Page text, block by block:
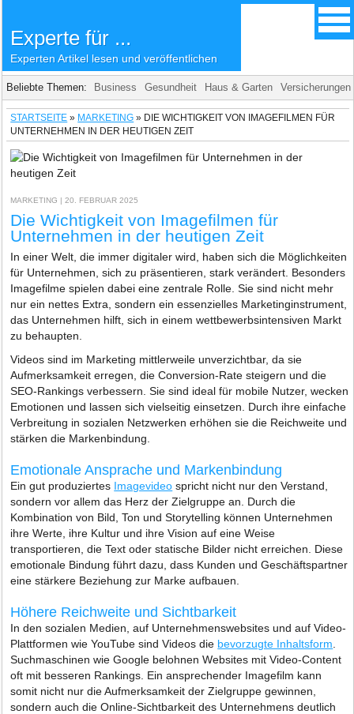
Experte für ...
Experten Artikel lesen und veröffentlichen
Beliebte Themen: Business Gesundheit Haus & Garten Versicherungen
STARTSEITE » MARKETING » DIE WICHTIGKEIT VON IMAGEFILMEN FÜR
UNTERNEHMEN IN DER HEUTIGEN ZEIT
MARKETING | 20. FEBRUAR 2025
Die Wichtigkeit von Imagefilmen für
Unternehmen in der heutigen Zeit
In einer Welt, die immer digitaler wird, haben sich die Möglichkeiten
für Unternehmen, sich zu präsentieren, stark verändert. Besonders
Imagefilme spielen dabei eine zentrale Rolle. Sie sind nicht mehr
nur ein nettes Extra, sondern ein essenzielles Marketinginstrument,
das Unternehmen hilft, sich in einem wettbewerbsintensiven Markt
zu behaupten.
Videos sind im Marketing mittlerweile unverzichtbar, da sie
Aufmerksamkeit erregen, die Conversion-Rate steigern und die
SEO-Rankings verbessern. Sie sind ideal für mobile Nutzer, wecken
Emotionen und lassen sich vielseitig einsetzen. Durch ihre einfache
Verbreitung in sozialen Netzwerken erhöhen sie die Reichweite und
stärken die Markenbindung.
Emotionale Ansprache und Markenbindung
Ein gut produziertes Imagevideo spricht nicht nur den Verstand,
sondern vor allem das Herz der Zielgruppe an. Durch die
Kombination von Bild, Ton und Storytelling können Unternehmen
ihre Werte, ihre Kultur und ihre Vision auf eine Weise
transportieren, die Text oder statische Bilder nicht erreichen. Diese
emotionale Bindung führt dazu, dass Kunden und Geschäftspartner
eine stärkere Beziehung zur Marke aufbauen.
Höhere Reichweite und Sichtbarkeit
In den sozialen Medien, auf Unternehmenswebsites und auf Video-
Plattformen wie YouTube sind Videos die bevorzugte Inhaltsform
Suchmaschinen wie Google belohnen Websites mit Video-Content
oft mit besseren Rankings. Ein ansprechender Imagefilm kann
somit nicht nur die Aufmerksamkeit der Zielgruppe gewinnen,
sondern auch die Online-Sichtbarkeit des Unternehmens deutlich